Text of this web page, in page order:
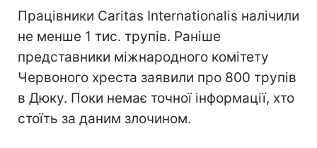
Працівники Caritas Internationalis налічили
не менше 1 тис. трупів. Раніше
представники міжнародного комітету
Червоного хреста заявили про 800 трупів
в Дюку. Поки немає точної інформації, хто
стоїть за даним злочином.